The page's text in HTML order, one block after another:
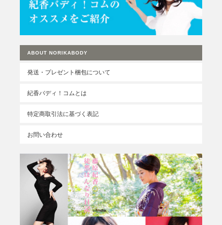
ABOUT NORIKABODY
発送・プレゼント梱包について
紀香バディ！コムとは
特定商取引法に基づく表記
お問い合わせ